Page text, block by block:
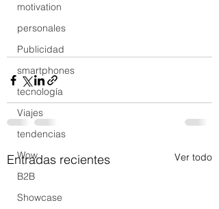
motivation
personales
Publicidad
smartphones
tecnología
Viajes
tendencias
Wow
B2B
Showcase
Entradas recientes Ver todo